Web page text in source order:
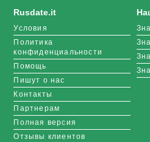
Rusdate.it
Условия
Политика
конфиденциальности
Помощь
Пишут о нас
Контакты
Партнерам
Полная версия
Отзывы клиентов